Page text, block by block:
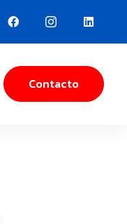
Contacto